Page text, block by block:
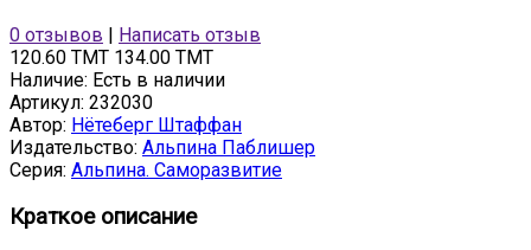
0 отзывов
Написать отзыв
120.60 TMT 134.00 TMT
Наличие: Есть в наличии
Артикул: 232030
Автор: Нётеберг Штаффан
Издательство: Альпина Паблишер
Серия: Альпина. Саморазвитие
Краткое описание